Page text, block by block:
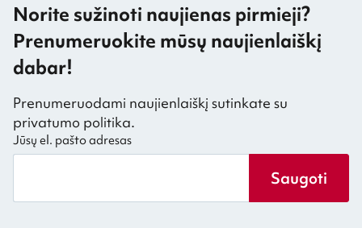
Norite sužinoti naujienas pirmieji?
Prenumeruokite mūsų naujienlaiškį
dabar!
Prenumeruodami naujienlaiškį sutinkate su
privatumo politika.
Jūsų el. pašto adresas
Saugoti